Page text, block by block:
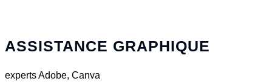
ASSISTANCE GRAPHIQUE
experts Adobe, Canva